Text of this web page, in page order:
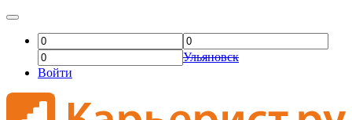
Ульяновск
Войти